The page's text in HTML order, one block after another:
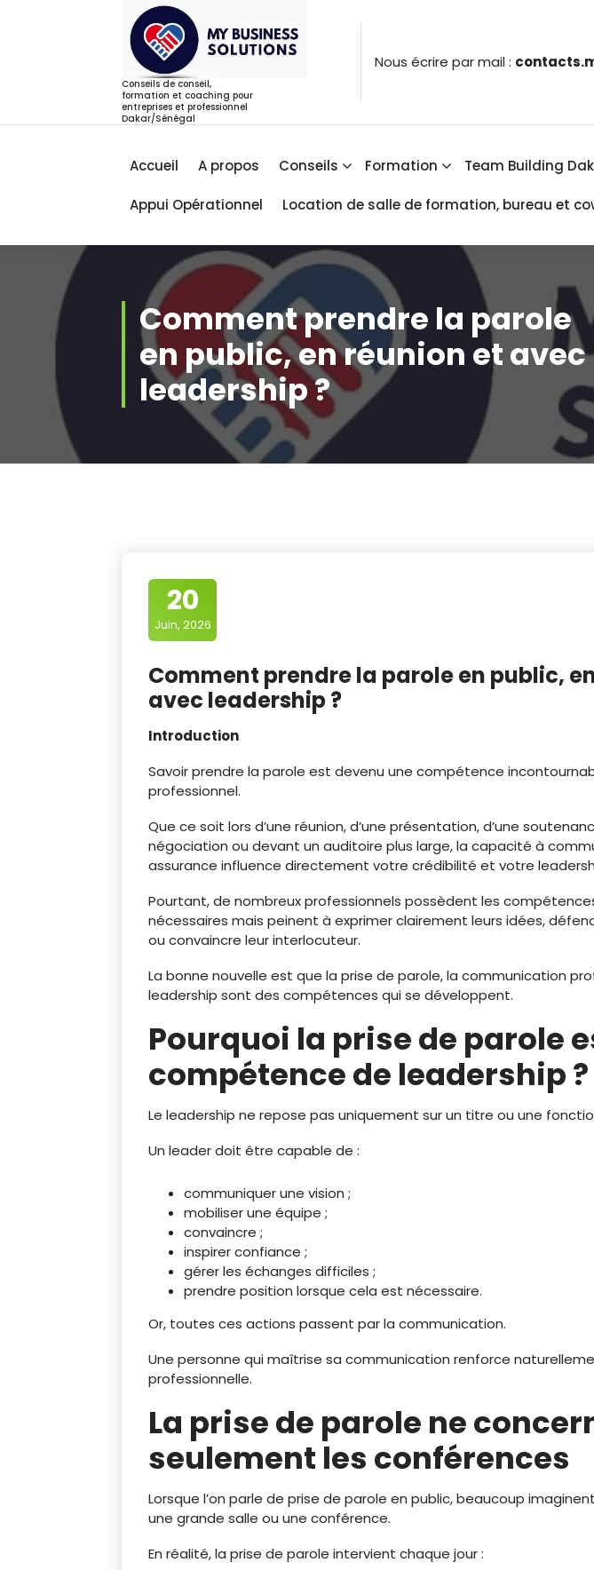
Conseils de conseil,
formation et coaching pour
entreprises et professionnel
Dakar/Sénégal
Nous écrire par mail :
Accueil A propos Conseils Formation Team Building
Appui Opérationnel Location de salle de formation, bureau et
Comment prendre la parole
en public, en réunion et avec
leadership ?
20
Juin, 2026
Comment prendre la parole en public,
avec leadership ?
Introduction
Savoir prendre la parole est devenu une compétence
professionnel.
Que ce soit lors d’une réunion, d’une présentation, d’une
négociation ou devant un auditoire plus large, la capacité à
assurance influence directement votre crédibilité et votre
Pourtant, de nombreux professionnels possèdent les
nécessaires mais peinent à exprimer clairement leurs idées,
ou convaincre leur interlocuteur.
La bonne nouvelle est que la prise de parole, la communication
leadership sont des compétences qui se développent.
Pourquoi la prise de parole
compétence de leadership ?
Le leadership ne repose pas uniquement sur un titre ou une
Un leader doit être capable de :
communiquer une vision ;
mobiliser une équipe ;
convaincre ;
inspirer confiance ;
gérer les échanges difficiles ;
prendre position lorsque cela est nécessaire.
Or, toutes ces actions passent par la communication.
Une personne qui maîtrise sa communication renforce
professionnelle.
La prise de parole ne
seulement les conférences
Lorsque l’on parle de prise de parole en public, beaucoup
une grande salle ou une conférence.
En réalité, la prise de parole intervient chaque jour :